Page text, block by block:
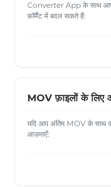
Converter App के साथ आप
फ़ॉर्मैट में बदल सकते हैं:
MOV फ़ाइलों के लिए
यदि आप अंतिम MOV के साथ
आज़माएँ: